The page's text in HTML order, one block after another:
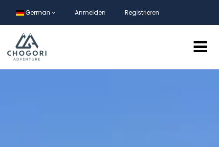
German Anmelden Registrieren